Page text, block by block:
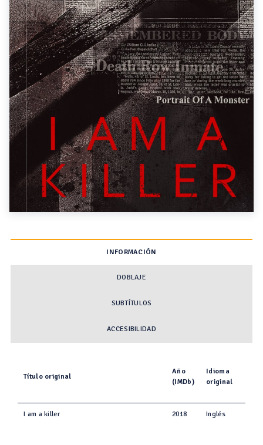
INFORMACIÓN
DOBLAJE
SUBTÍTULOS
ACCESIBILIDAD
Título original
Año
(IMDb)
Idioma
original
I am a killer 2018 Inglés